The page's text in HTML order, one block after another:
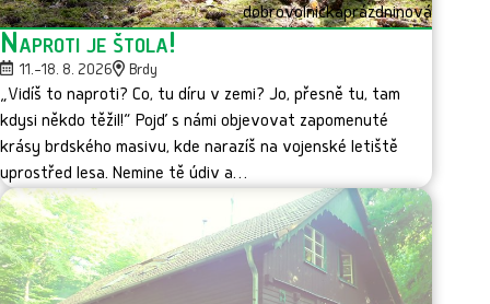
dobrovolnickáprázdninová
Naproti je štola!
11.–18. 8. 2026 Brdy
„Vidíš to naproti? Co, tu díru v zemi? Jo, přesně tu, tam
kdysi někdo těžil!“ Pojď s námi objevovat zapomenuté
krásy brdského masivu, kde narazíš na vojenské letiště
uprostřed lesa. Nemine tě údiv a…